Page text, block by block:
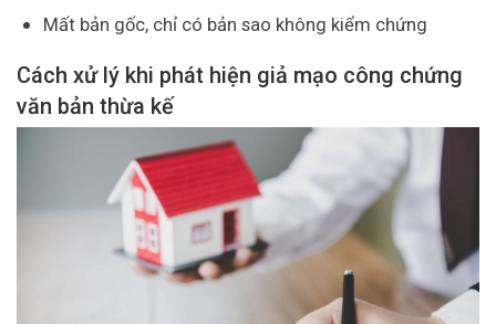
Mất bản gốc, chỉ có bản sao không kiểm chứng
Cách xử lý khi phát hiện giả mạo công chứng
văn bản thừa kế